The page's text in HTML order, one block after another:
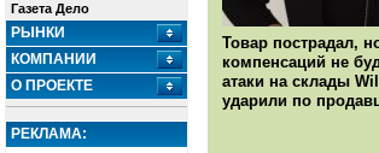
Газета Дело
РЫНКИ
КОМПАНИИ
О ПРОЕКТЕ
РЕКЛАМА:
Товар пострадал,
компенсаций не
атаки на склады
ударили по